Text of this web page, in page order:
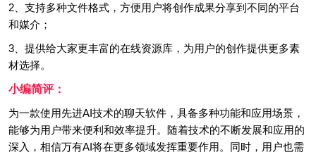
2、支持多种文件格式，方便用户将创作成果分享到不同的平台
和媒介；
3、提供给大家更丰富的在线资源库，为用户的创作提供更多素
材选择。
小编简评：
为一款使用先进AI技术的聊天软件，具备多种功能和应用场景，
能够为用户带来便利和效率提升。随着技术的不断发展和应用的
深入，相信万有AI将在更多领域发挥重要作用。同时，用户也需